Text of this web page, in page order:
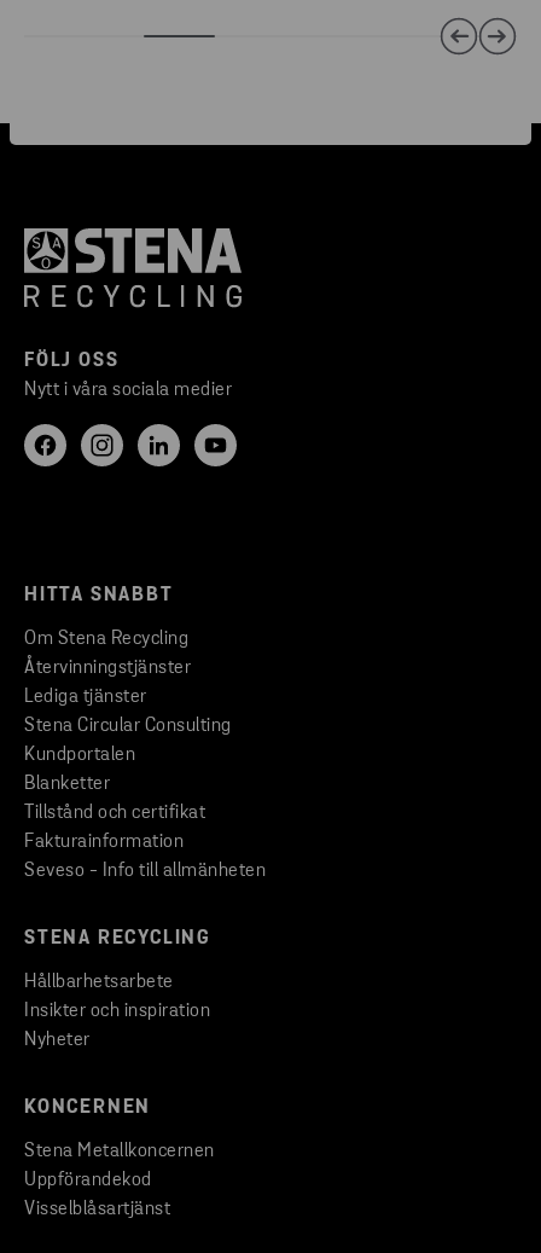
FÖLJ OSS
Nytt i våra sociala medier
HITTA SNABBT
Om Stena Recycling
Återvinningstjänster
Lediga tjänster
Stena Circular Consulting
Kundportalen
Blanketter
Tillstånd och certifikat
Fakturainformation
Seveso - Info till allmänheten
STENA RECYCLING
Hållbarhetsarbete
Insikter och inspiration
Nyheter
KONCERNEN
Stena Metallkoncernen
Uppförandekod
Visselblåsartjänst